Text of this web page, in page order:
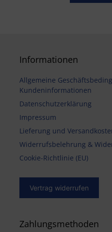
Informationen
Allgemeine
Kundeninformationen
Datenschutzerklärung
Impressum
Lieferung und
Widerrufsbelehrung &
Cookie-Richtlinie (EU)
Vertrag widerrufen
Zahlungsmethoden